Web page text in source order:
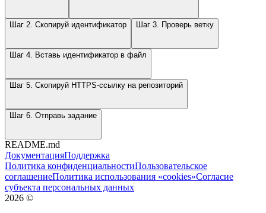
Шаг 2. Скопируй идентификатор Шаг 3. Проверь ветку
Шаг 4. Вставь идентификатор в файл
Шаг 5. Скопируй HTTPS-ссылку на репозиторий
Шаг 6. Отправь задание
README.md
ДокументацияПоддержка
Политика конфиденциальностиПользовательское
соглашениеПолитика использования «cookies»Согласие
субъекта персональных данных
2026 ©